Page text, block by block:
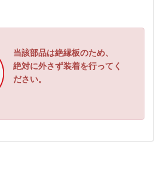
当該部品は絶縁板のため、
絶対に外さず装着を行ってく
ださい。